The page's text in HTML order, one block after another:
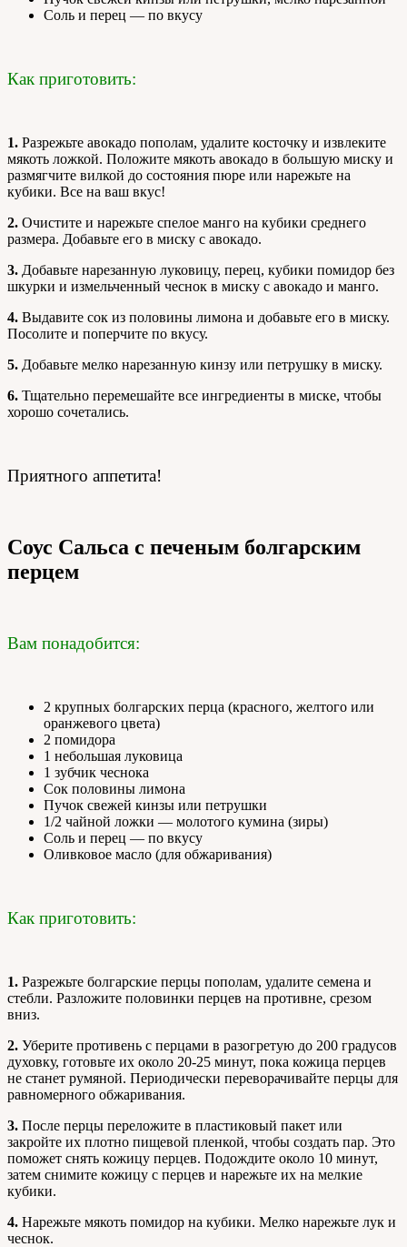
Соль и перец — по вкусу
Как приготовить:
1. Разрежьте авокадо пополам, удалите косточку и извлеките
мякоть ложкой. Положите мякоть авокадо в большую миску и
размягчите вилкой до состояния пюре или нарежьте на
кубики. Все на ваш вкус!
2. Очистите и нарежьте спелое манго на кубики среднего
размера. Добавьте его в миску с авокадо.
3. Добавьте нарезанную луковицу, перец, кубики помидор без
шкурки и измельченный чеснок в миску с авокадо и манго.
4. Выдавите сок из половины лимона и добавьте его в миску.
Посолите и поперчите по вкусу.
5. Добавьте мелко нарезанную кинзу или петрушку в миску.
6. Тщательно перемешайте все ингредиенты в миске, чтобы
хорошо сочетались.
Приятного аппетита!
Соус Сальса с печеным болгарским
перцем
Вам понадобится:
2 крупных болгарских перца (красного, желтого или
оранжевого цвета)
2 помидора
1 небольшая луковица
1 зубчик чеснока
Сок половины лимона
Пучок свежей кинзы или петрушки
1/2 чайной ложки — молотого кумина (зиры)
Соль и перец — по вкусу
Оливковое масло (для обжаривания)
Как приготовить:
1. Разрежьте болгарские перцы пополам, удалите семена и
стебли. Разложите половинки перцев на противне, срезом
вниз.
2. Уберите противень с перцами в разогретую до 200 градусов
духовку, готовьте их около 20-25 минут, пока кожица перцев
не станет румяной. Периодически переворачивайте перцы для
равномерного обжаривания.
3. После перцы переложите в пластиковый пакет или
закройте их плотно пищевой пленкой, чтобы создать пар. Это
поможет снять кожицу перцев. Подождите около 10 минут,
затем снимите кожицу с перцев и нарежьте их на мелкие
кубики.
4. Нарежьте мякоть помидор на кубики. Мелко нарежьте лук и
чеснок.